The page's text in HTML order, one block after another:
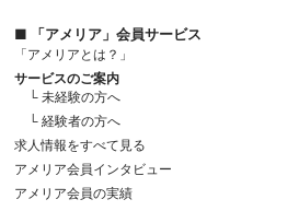
■ 「アメリア」会員サービス
「アメリアとは？」
サービスのご案内
└ 未経験の方へ
└ 経験者の方へ
求人情報をすべて見る
アメリア会員インタビュー
アメリア会員の実績